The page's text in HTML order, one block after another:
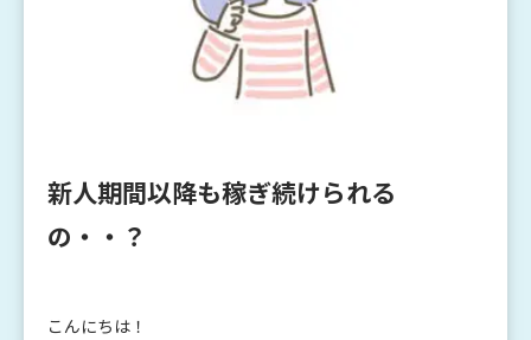
新人期間以降も稼ぎ続けられる
の・・？
こんにちは！